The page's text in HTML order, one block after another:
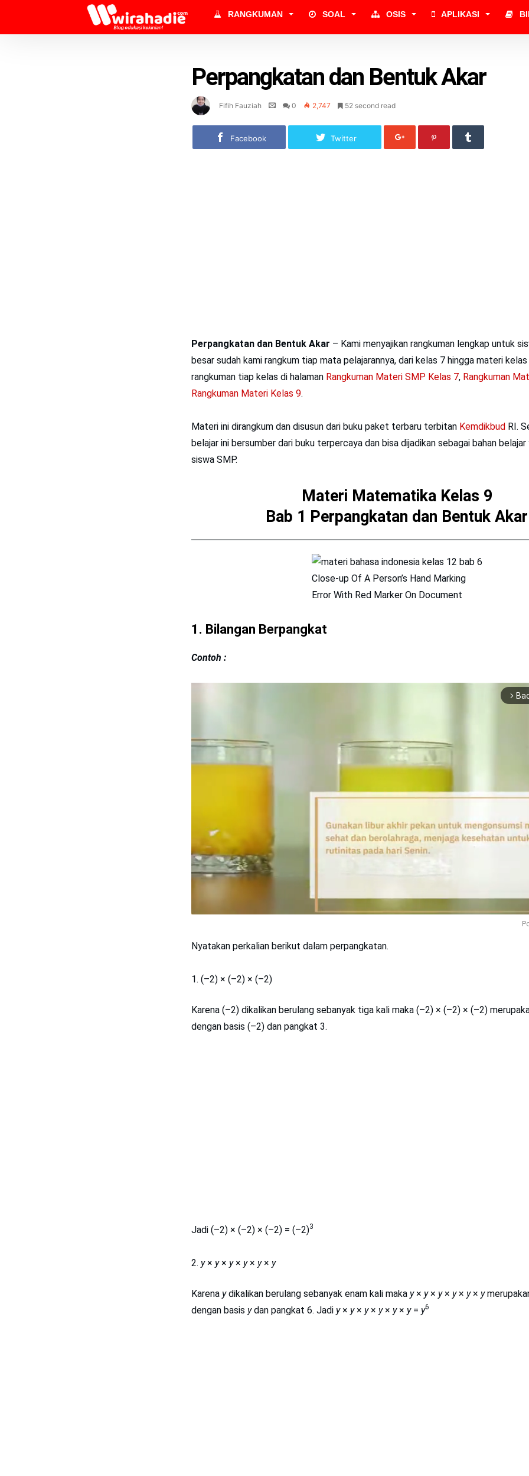
RANGKUMAN SOAL OSIS APLIKASI
Perpangkatan dan Bentuk Akar
Fifih Fauziah 0 2,747 52 second read
Facebook Twitter
Perpangkatan dan Bentuk Akar – Kami menyajikan rangkuman lengkap untuk
besar sudah kami rangkum tiap mata pelajarannya, dari kelas 7 hingga materi
rangkuman tiap kelas di halaman Rangkuman Materi SMP Kelas 7, Rangkuman
Rangkuman Materi Kelas 9.
Materi ini dirangkum dan disusun dari buku paket terbaru terbitan Kemdikbud RI.
belajar ini bersumber dari buku terpercaya dan bisa dijadikan sebagai bahan
siswa SMP.
Materi Matematika Kelas 9
Bab 1 Perpangkatan dan Bentuk Akar
Close-up Of A Person’s Hand Marking
Error With Red Marker On Document
1. Bilangan Berpangkat
Contoh :
arrow_forward_ios
Nyatakan perkalian berikut dalam perpangkatan.
(–2) × (–2) × (–2)
Karena (–2) dikalikan berulang sebanyak tiga kali maka (–2) × (–2) × (–2)
dengan basis (–2) dan pangkat 3.
Jadi (–2) × (–2) × (–2) = (–2)3
y× y× y× y× y× y
Karena ydikalikan berulang sebanyak enam kali maka y× y× y× y× y× y
dengan basis ydan pangkat 6. Jadi y× y× y× y× y× y = y6